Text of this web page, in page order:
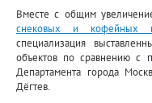
Вместе с общим
снековых и кофейных
специализация
объектов по сравнению с
Департамента города
Дёгтев.